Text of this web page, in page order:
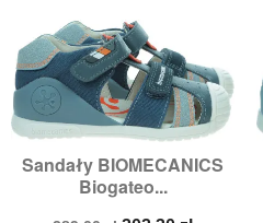
Sandały BIOMECANICS
Biogateo...